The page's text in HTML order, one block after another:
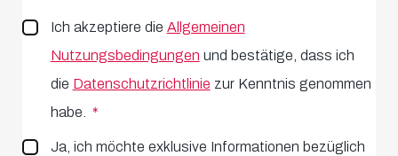
Ich akzeptiere die Allgemeinen
Nutzungsbedingungen und bestätige, dass ich
die Datenschutzrichtlinie zur Kenntnis genommen
habe.
Ja, ich möchte exklusive Informationen bezüglich